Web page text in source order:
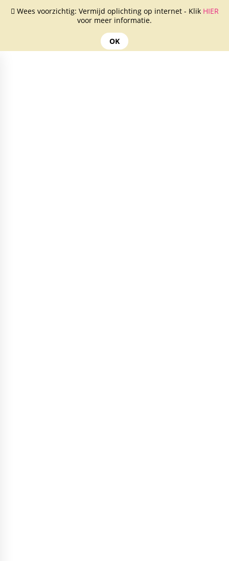
Wees voorzichtig: Vermijd oplichting op internet - Klik HIER
voor meer informatie.
OK